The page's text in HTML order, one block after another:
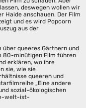
deswegen wollen wir
Haide anschauen. Der Film
und es wird Popcorn
aus der
über queeres Gärtnern und
80-minütigen Film führen
erklären, wo ihre
sie, wie sie
queeren und
„Eine andere
sozial-ökologischen
welt-ist-